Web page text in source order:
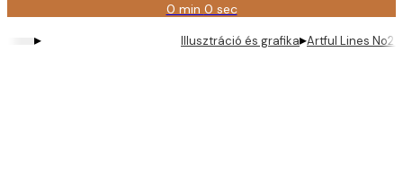
0 min 0 sec
Érvényes:
2026-
08-
▸ Illusztráció és grafika▸Artful Lines No2